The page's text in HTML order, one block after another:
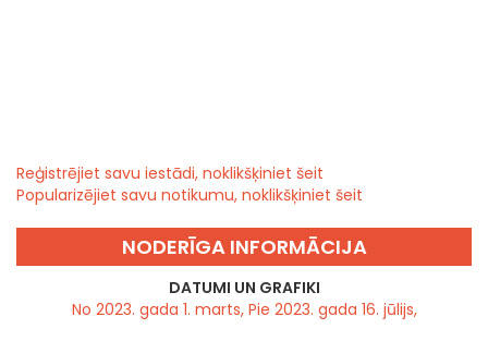
Reģistrējiet savu iestādi, noklikšķiniet šeit
Popularizējiet savu notikumu, noklikšķiniet šeit
NODERĪGA INFORMĀCIJA
DATUMI UN GRAFIKI
No 2023. gada 1. marts, Pie 2023. gada 16. jūlijs,